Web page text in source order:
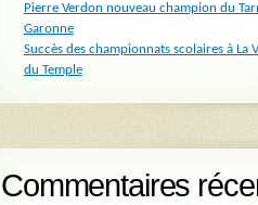
Pierre Verdon nouveau champion du
Garonne
Succès des championnats scolaires à La
du Temple
Commentaires